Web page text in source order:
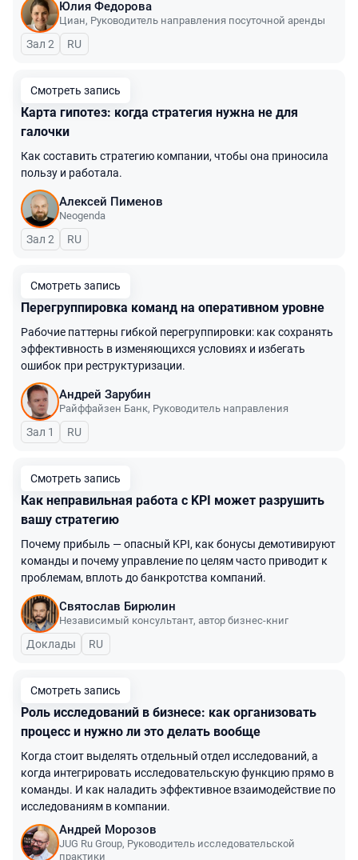
Юлия Федорова
Циан, Руководитель направления посуточной аренды
Зал 2 На русском языке
RU
Смотреть запись
Карта гипотез: когда стратегия нужна не для
галочки
Как составить стратегию компании, чтобы она приносила
пользу и работала.
Алексей Пименов
Neogenda
Зал 2 На русском языке
RU
Смотреть запись
Перегруппировка команд на оперативном уровне
Рабочие паттерны гибкой перегруппировки: как сохранять
эффективность в изменяющихся условиях и избегать
ошибок при реструктуризации.
Андрей Зарубин
Райффайзен Банк, Руководитель направления
Зал 1 На русском языке
RU
Смотреть запись
Как неправильная работа с KPI может разрушить
вашу стратегию
Почему прибыль — опасный KPI, как бонусы демотивируют
команды и почему управление по целям часто приводит к
проблемам, вплоть до банкротства компаний.
Святослав Бирюлин
Независимый консультант, автор бизнес-книг
Доклады На русском языке
RU
Смотреть запись
Роль исследований в бизнесе: как организовать
процесс и нужно ли это делать вообще
Когда стоит выделять отдельный отдел исследований, а
когда интегрировать исследовательскую функцию прямо в
команды. И как наладить эффективное взаимодействие по
исследованиям в компании.
Андрей Морозов
JUG Ru Group, Руководитель исследовательской
практики